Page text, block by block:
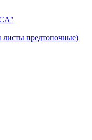
предтопочные)